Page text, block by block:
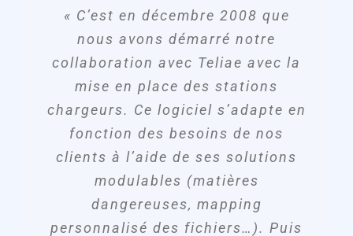
« C’est en décembre 2008 que
nous avons démarré notre
collaboration avec Teliae avec la
mise en place des stations
chargeurs. Ce logiciel s’adapte en
fonction des besoins de nos
clients à l’aide de ses solutions
modulables (matières
dangereuses, mapping
personnalisé des fichiers…). Puis
transport en Picardie et région
parisienne, le TMS est au cœur de
notre activité de Messagerie.
Lorsque nous avons choisi Teliway
il y 8 ans nous avons été séduits
par la capacité d’écoute et
d’adaptation de TELIAE. Ils nous
proposaient une solution évolutive
et collaborative totalement en
ligne, un véritable partenariat